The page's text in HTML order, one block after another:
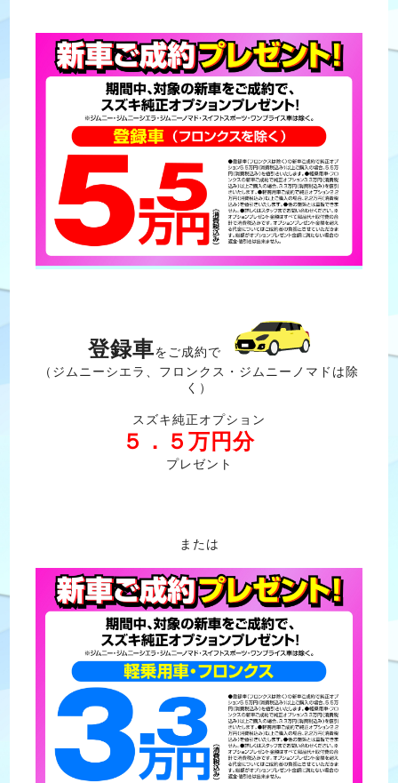
登録車をご成約で
（ジムニーシエラ、フロンクス・ジムニーノマドは除
く）
スズキ純正オプション
５．５万円分
プレゼント
または